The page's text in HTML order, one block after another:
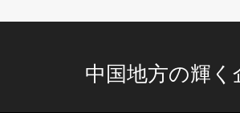
中国地方の輝く